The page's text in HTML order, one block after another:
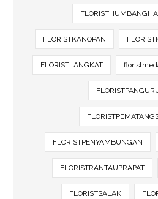
FLORISTKANOPAN
FLORISTLANGKAT
FLORISTPENYAMBUNGAN
FLORISTRANTAUPRAPAT
FLORISTSALAK